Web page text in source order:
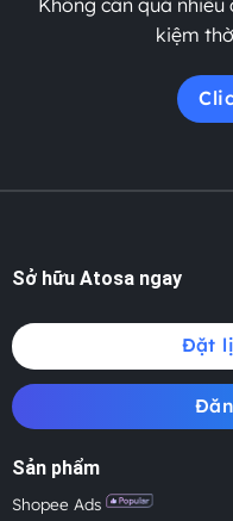
kiệm
Sở hữu Atosa ngay
Đặt
Sản phẩm
Shopee Ads